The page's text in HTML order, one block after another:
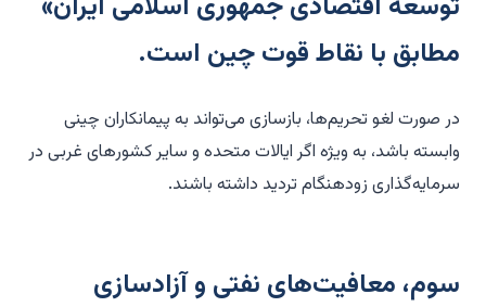
مطابق با نقاط قوت چین است.
در صورت لغو تحریم‌ها، بازسازی می‌تواند به پیمانکاران چینی
وابسته باشد، به ویژه اگر ایالات متحده و سایر کشورهای غربی در
سرمایه‌گذاری زودهنگام تردید داشته باشند.
سوم، معافیت‌های نفتی و آزادسازی